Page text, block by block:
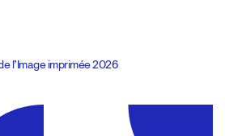
l’Image imprimée 2026